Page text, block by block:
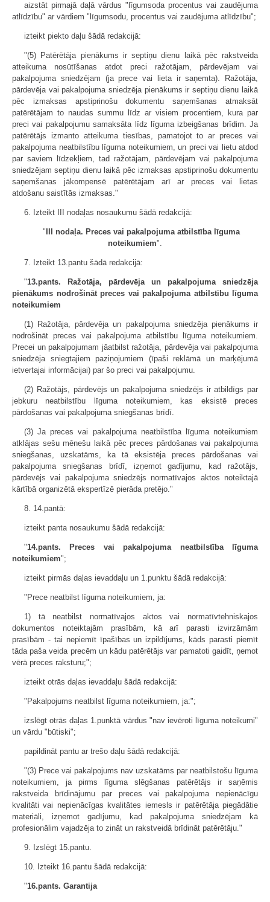
aizstāt pirmajā daļā vārdus "līgumsoda procentus vai zaudējuma
atlīdzību" ar vārdiem "līgumsodu, procentus vai zaudējuma atlīdzību";
izteikt piekto daļu šādā redakcijā:
"(5) Patērētāja pienākums ir septiņu dienu laikā pēc rakstveida
atteikuma nosūtīšanas atdot preci ražotājam, pārdevējam vai
pakalpojuma sniedzējam (ja prece vai lieta ir saņemta). Ražotāja,
pārdevēja vai pakalpojuma sniedzēja pienākums ir septiņu dienu laikā
pēc izmaksas apstiprinošu dokumentu saņemšanas atmaksāt
patērētājam to naudas summu līdz ar visiem procentiem, kura par
preci vai pakalpojumu samaksāta līdz līguma izbeigšanas brīdim. Ja
patērētājs izmanto atteikuma tiesības, pamatojot to ar preces vai
pakalpojuma neatbilstību līguma noteikumiem, un preci vai lietu atdod
par saviem līdzekļiem, tad ražotājam, pārdevējam vai pakalpojuma
sniedzējam septiņu dienu laikā pēc izmaksas apstiprinošu dokumentu
saņemšanas jākompensē patērētājam arī ar preces vai lietas
atdošanu saistītās izmaksas."
6. Izteikt III nodaļas nosaukumu šādā redakcijā:
" III nodaļa. Preces vai pakalpojuma atbilstība līguma
noteikumiem".
7. Izteikt 13.pantu šādā redakcijā:
"13.pants. Ražotāja, pārdevēja un pakalpojuma sniedzēja
pienākums nodrošināt preces vai pakalpojuma atbilstību līguma
noteikumiem
(1) Ražotāja, pārdevēja un pakalpojuma sniedzēja pienākums ir
nodrošināt preces vai pakalpojuma atbilstību līguma noteikumiem.
Precei un pakalpojumam jāatbilst ražotāja, pārdevēja vai pakalpojuma
sniedzēja sniegtajiem paziņojumiem (īpaši reklāmā un marķējumā
ietvertajai informācijai) par šo preci vai pakalpojumu.
(2) Ražotājs, pārdevējs un pakalpojuma sniedzējs ir atbildīgs par
jebkuru neatbilstību līguma noteikumiem, kas eksistē preces
pārdošanas vai pakalpojuma sniegšanas brīdī.
(3) Ja preces vai pakalpojuma neatbilstība līguma noteikumiem
atklājas sešu mēnešu laikā pēc preces pārdošanas vai pakalpojuma
sniegšanas, uzskatāms, ka tā eksistēja preces pārdošanas vai
pakalpojuma sniegšanas brīdī, izņemot gadījumu, kad ražotājs,
pārdevējs vai pakalpojuma sniedzējs normatīvajos aktos noteiktajā
kārtībā organizētā ekspertīzē pierāda pretējo."
8. 14.pantā:
izteikt panta nosaukumu šādā redakcijā:
"14.pants. Preces vai pakalpojuma neatbilstība līguma
noteikumiem";
izteikt pirmās daļas ievaddaļu un 1.punktu šādā redakcijā:
"Prece neatbilst līguma noteikumiem, ja:
1) tā neatbilst normatīvajos aktos vai normatīvtehniskajos
dokumentos noteiktajām prasībām, kā arī parasti izvirzāmām
prasībām - tai nepiemīt īpašības un izpildījums, kāds parasti piemīt
tāda paša veida precēm un kādu patērētājs var pamatoti gaidīt, ņemot
vērā preces raksturu;";
izteikt otrās daļas ievaddaļu šādā redakcijā:
"Pakalpojums neatbilst līguma noteikumiem, ja:";
izslēgt otrās daļas 1.punktā vārdus "nav ievēroti līguma noteikumi"
un vārdu "būtiski";
papildināt pantu ar trešo daļu šādā redakcijā:
"(3) Prece vai pakalpojums nav uzskatāms par neatbilstošu līguma
noteikumiem, ja pirms līguma slēgšanas patērētājs ir saņēmis
rakstveida brīdinājumu par preces vai pakalpojuma nepienācīgu
kvalitāti vai nepienācīgas kvalitātes iemesls ir patērētāja piegādātie
materiāli, izņemot gadījumu, kad pakalpojuma sniedzējam kā
profesionālim vajadzēja to zināt un rakstveidā brīdināt patērētāju."
9. Izslēgt 15.pantu.
10. Izteikt 16.pantu šādā redakcijā:
"16.pants. Garantija